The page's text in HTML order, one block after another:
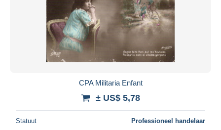
CPA Militaria Enfant
± US$ 5,78
Statuut Professioneel handelaar